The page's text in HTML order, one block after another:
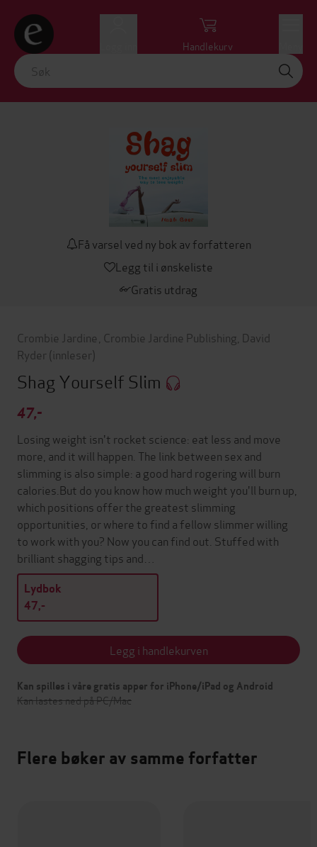
Handlekurv
Få varsel ved ny bok av forfatteren
Legg til i ønskeliste
Gratis utdrag
Crombie Jardine Crombie Jardine Publishing David
Ryder (innleser)
Shag Yourself Slim
47,-
Losing weight isn't rocket science: eat less and move
more, and it will happen. The link between sex and
slimming is also simple: a good hard rogering will burn
calories.But do you know how much weight you'll burn up,
which positions offer the greatest slimming
opportunities, or where to find a fellow slimmer willing
to work with you? Now you can find out. Stuffed with
brilliant shagging tips and…
Lydbok
47,-
Legg i handlekurven
Kan spilles i våre gratis apper for iPhone/iPad og Android
Kan lastes ned på PC/Mac
Flere bøker av samme forfatter